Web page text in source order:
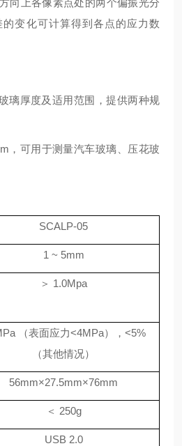
向上各像素点处的两个偏振光分
变化可计算得到各点的应力数
璃厚度及适用范围，提供两种规
，可用于测量汽车玻璃、压花玻
SCALP-05
1 ~ 5mm
＞ 1.0Mpa
（表面应力<4MPa）， <5%
（其他情况）
56mm×27.5mm×76mm
＜ 250g
USB 2.0